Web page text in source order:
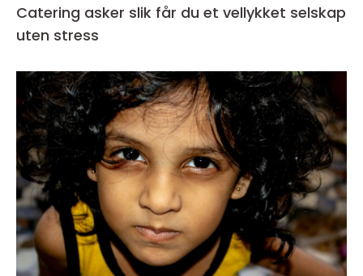
Catering asker slik får du et vellykket selskap
uten stress